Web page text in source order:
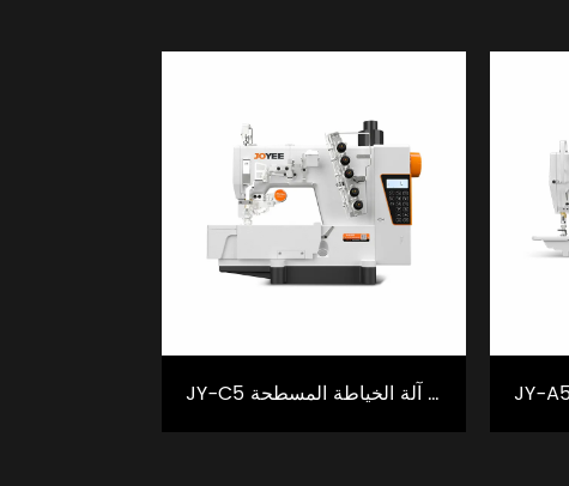
JY-C5 كفاءة عالية ذكي المتشابكة آلة الخياطة المسطحة